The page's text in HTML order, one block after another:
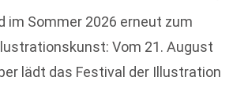
im Sommer 2026 erneut zum
Vom 21. August
lädt das Festival der Illustration